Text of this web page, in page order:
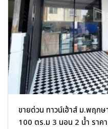
ขายด่วน ทาวน์เฮ้าส์ ม.พฤก
100 ตร.ม 3 นอน 2 น้ำ ราค